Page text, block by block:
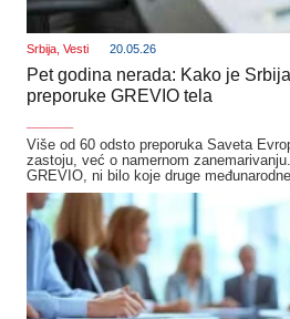
Srbija, Vesti 20.05.26
Pet godina nerada: Kako je
preporuke GREVIO tela
Više od 60 odsto preporuka Saveta
zastoju, već o namernom
GREVIO, ni bilo koje druge